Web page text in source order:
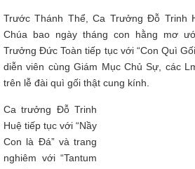
Trước Thánh Thể, Ca Trưởng Đỗ Trinh
Chúa bao ngày tháng con hằng mơ
Trưởng Đức Toàn tiếp tục với “Con Quì
diễn viên cùng Giám Mục Chủ Sự, các
trên lễ đài quì gối thật cung kính.
Ca trưởng Đỗ Trinh
Huệ tiếp tục với “Nầy
Con là Đá” và trang
nghiêm với “Tantum